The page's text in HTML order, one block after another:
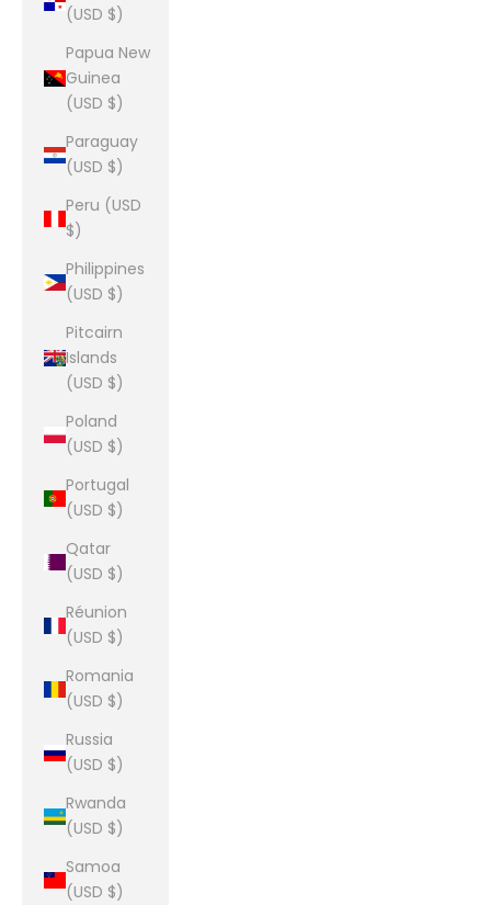
(USD $)
Papua New
Guinea
(USD $)
Paraguay
(USD $)
Peru (USD
$)
Philippines
(USD $)
Pitcairn
Islands
(USD $)
Poland
(USD $)
Portugal
(USD $)
Qatar
(USD $)
Réunion
(USD $)
Romania
(USD $)
Russia
(USD $)
Rwanda
(USD $)
Samoa
(USD $)